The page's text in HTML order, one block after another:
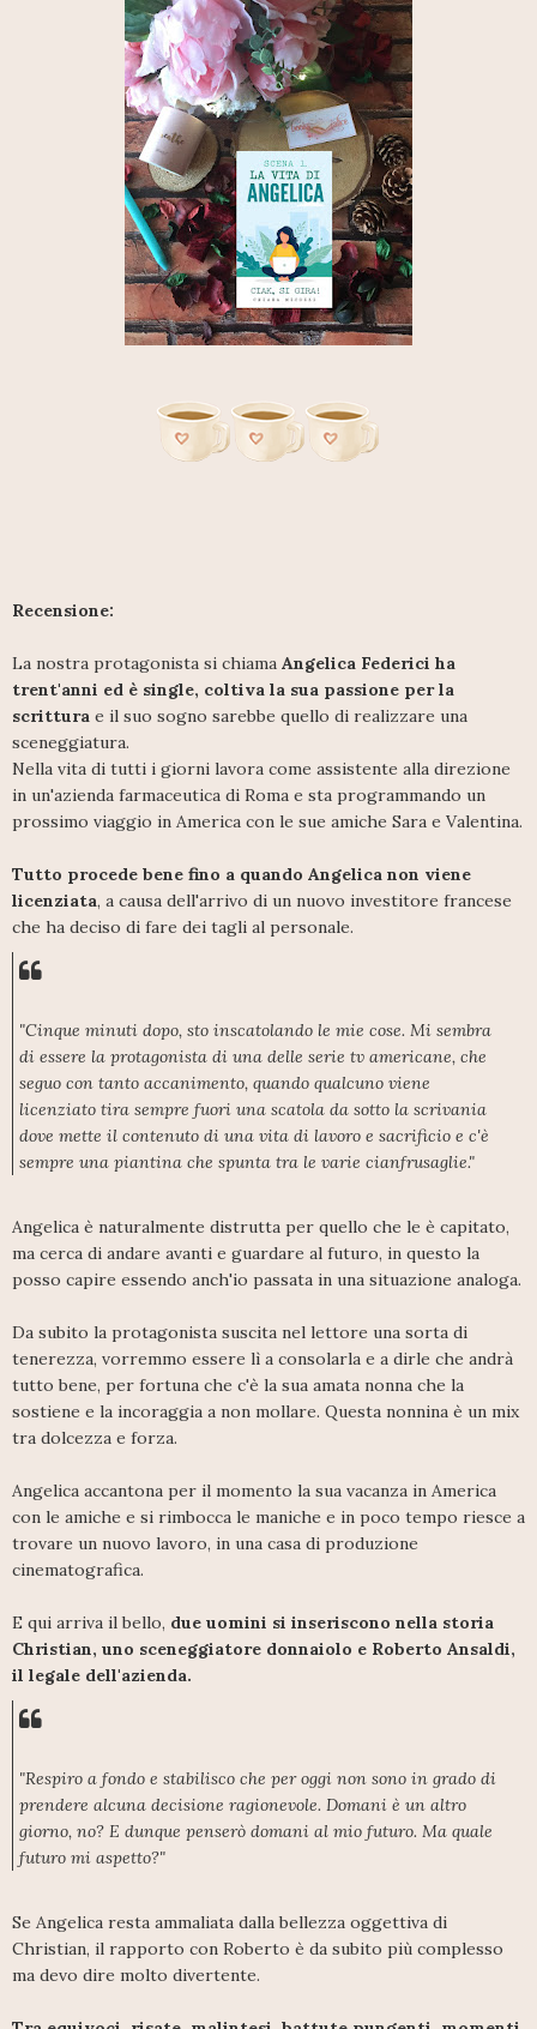
Recensione:
La nostra protagonista si chiama Angelica Federici ha
trent'anni ed è single, coltiva la sua passione per la
scrittura e il suo sogno sarebbe quello di realizzare una
sceneggiatura.
Nella vita di tutti i giorni lavora come assistente alla direzione
in un'azienda farmaceutica di Roma e sta programmando un
prossimo viaggio in America con le sue amiche Sara e Valentina.
Tutto procede bene fino a quando Angelica non viene
licenziata, a causa dell'arrivo di un nuovo investitore francese
che ha deciso di fare dei tagli al personale.
"Cinque minuti dopo, sto inscatolando le mie cose. Mi sembra
di essere la protagonista di una delle serie tv americane, che
seguo con tanto accanimento, quando qualcuno viene
licenziato tira sempre fuori una scatola da sotto la scrivania
dove mette il contenuto di una vita di lavoro e sacrificio e c'è
sempre una piantina che spunta tra le varie cianfrusaglie."
Angelica è naturalmente distrutta per quello che le è capitato,
ma cerca di andare avanti e guardare al futuro, in questo la
posso capire essendo anch'io passata in una situazione analoga.
Da subito la protagonista suscita nel lettore una sorta di
tenerezza, vorremmo essere lì a consolarla e a dirle che andrà
tutto bene, per fortuna che c'è la sua amata nonna che la
sostiene e la incoraggia a non mollare. Questa nonnina è un mix
tra dolcezza e forza.
Angelica accantona per il momento la sua vacanza in America
con le amiche e si rimbocca le maniche e in poco tempo riesce a
trovare un nuovo lavoro, in una casa di produzione
cinematografica.
E qui arriva il bello, due uomini si inseriscono nella storia
Christian, uno sceneggiatore donnaiolo e Roberto Ansaldi,
il legale dell'azienda.
"Respiro a fondo e stabilisco che per oggi non sono in grado di
prendere alcuna decisione ragionevole. Domani è un altro
giorno, no? E dunque penserò domani al mio futuro. Ma quale
futuro mi aspetto?"
Se Angelica resta ammaliata dalla bellezza oggettiva di
Christian, il rapporto con Roberto è da subito più complesso
ma devo dire molto divertente.